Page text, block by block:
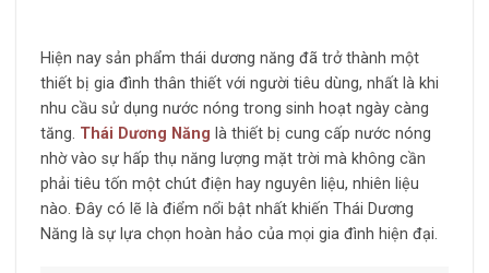
Hiện nay sản phẩm thái dương năng đã trở thành một
thiết bị gia đình thân thiết với người tiêu dùng, nhất là khi
nhu cầu sử dụng nước nóng trong sinh hoạt ngày càng
tăng. Thái Dương Năng là thiết bị cung cấp nước nóng
nhờ vào sự hấp thụ năng lượng mặt trời mà không cần
phải tiêu tốn một chút điện hay nguyên liệu, nhiên liệu
nào. Đây có lẽ là điểm nổi bật nhất khiến Thái Dương
Năng là sự lựa chọn hoàn hảo của mọi gia đình hiện đại.